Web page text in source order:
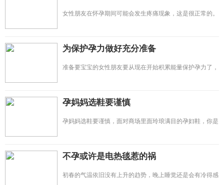
女性朋友在怀孕期间可能会发生疼痛现象，这是很正常的。
为保护孕力做好充分准备
准备要宝宝的女性朋友要从现在开始积累能量保护孕力了，
孕妈妈选鞋要谨慎
孕妈妈选鞋要谨慎，面对商场里面玲琅满目的孕妇鞋，你是
不孕或许是电热毯惹的祸
初春的气温依旧没有上升的趋势，晚上睡觉还是会有冷得感